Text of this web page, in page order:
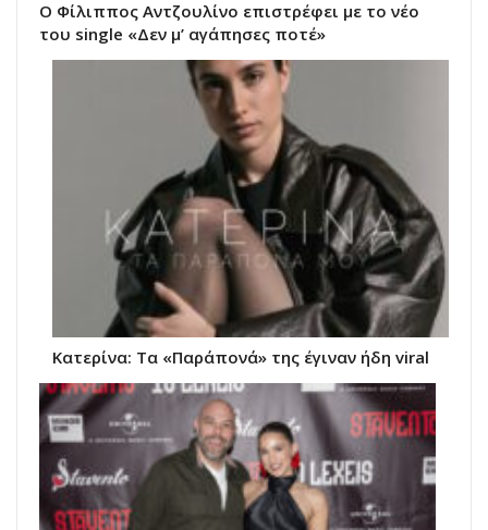
Ο Φίλιππος Αντζουλίνο επιστρέφει με το νέο
του single «Δεν μ’ αγάπησες ποτέ»
Κατερίνα: Τα «Παράπονά» της έγιναν ήδη viral